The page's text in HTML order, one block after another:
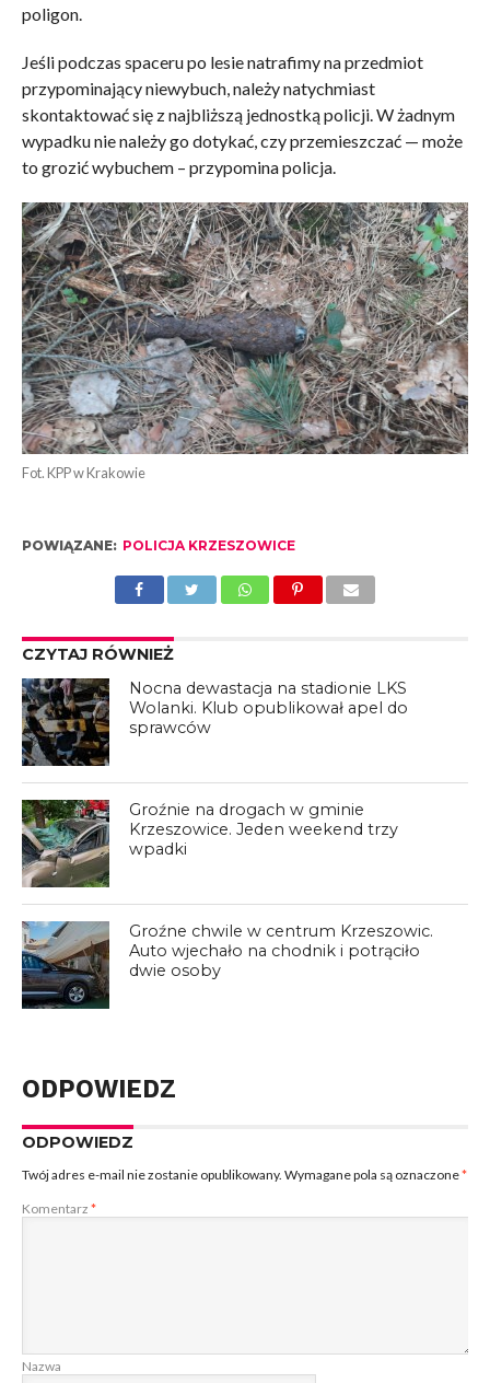
poligon.
Jeśli podczas spaceru po lesie natrafimy na przedmiot
przypominający niewybuch, należy natychmiast
skontaktować się z najbliższą jednostką policji. W żadnym
wypadku nie należy go dotykać, czy przemieszczać — może
to grozić wybuchem – przypomina policja.
Fot. KPP w Krakowie
POWIĄZANE: POLICJA KRZESZOWICE
CZYTAJ RÓWNIEŻ
Nocna dewastacja na stadionie LKS
Wolanki. Klub opublikował apel do
sprawców
Groźnie na drogach w gminie
Krzeszowice. Jeden weekend trzy
wpadki
Groźne chwile w centrum Krzeszowic.
Auto wjechało na chodnik i potrąciło
dwie osoby
ODPOWIEDZ
ODPOWIEDZ
Twój adres e-mail nie zostanie opublikowany. Wymagane pola są oznaczone*
Komentarz *
Nazwa